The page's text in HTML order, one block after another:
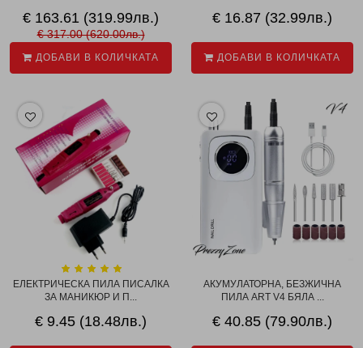
€ 163.61 (319.99лв.)
€ 317.00 (620.00лв.)
ДОБАВИ В КОЛИЧКАТА
€ 16.87 (32.99лв.)
ДОБАВИ В КОЛИЧКАТА
EЛЕКТРИЧЕСКА ПИЛА ПИСАЛКА
ЗА МАНИКЮР И П...
€ 9.45 (18.48лв.)
АКУМУЛАТОРНА, БЕЗЖИЧНА
ПИЛА ART V4 БЯЛА ...
€ 40.85 (79.90лв.)